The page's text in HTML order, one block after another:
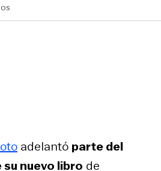
adelantó parte del
nuevo libro de